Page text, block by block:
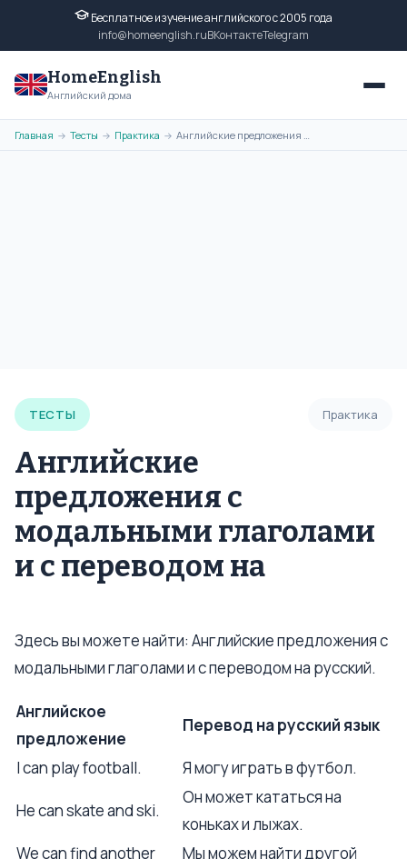
Бесплатное изучение английского с 2005 года
info@homeenglish.ruВКонтактеTelegram
HomeEnglish
Английский дома
Главная → Тесты → Практика → Английские предложения с модальными глаголами и с переводом на
ТЕСТЫ Практика
Английские
предложения с
модальными глаголами
и с переводом на
Здесь вы можете найти: Английские предложения с
модальными глаголами и с переводом на русский.
Английское
предложение
Перевод на русский язык
I can play football. Я могу играть в футбол.
He can skate and ski.
Он может кататься на
коньках и лыжах.
We can find another
Мы можем найти другой